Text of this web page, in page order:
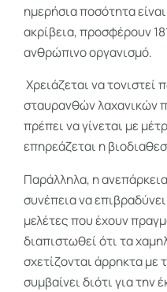
ημερήσια ποσότητα
ακρίβεια, προσφέρουν
ανθρώπινο οργανισμό.
Χρειάζεται να
σταυρανθών λαχανικών
πρέπει να γίνεται με
επηρεάζεται η
Παράλληλα, η
συνέπεια να
μελέτες που έχουν
διαπιστωθεί ότι τα
σχετίζονται άρρηκτα
συμβαίνει διότι για την